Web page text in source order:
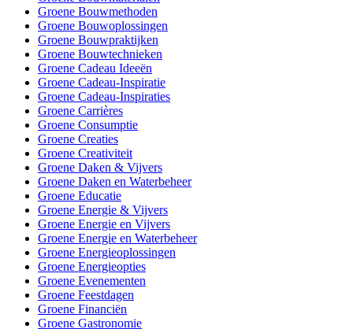
Groene Bouwmethoden
Groene Bouwoplossingen
Groene Bouwpraktijken
Groene Bouwtechnieken
Groene Cadeau Ideeën
Groene Cadeau-Inspiratie
Groene Cadeau-Inspiraties
Groene Carrières
Groene Consumptie
Groene Creaties
Groene Creativiteit
Groene Daken & Vijvers
Groene Daken en Waterbeheer
Groene Educatie
Groene Energie & Vijvers
Groene Energie en Vijvers
Groene Energie en Waterbeheer
Groene Energieoplossingen
Groene Energieopties
Groene Evenementen
Groene Feestdagen
Groene Financiën
Groene Gastronomie